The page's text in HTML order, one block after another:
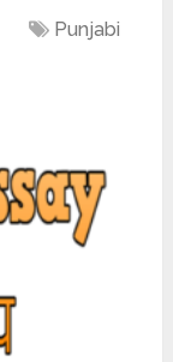
Punjabi